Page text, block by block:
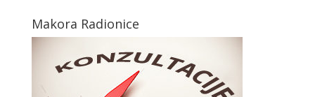
Makora Radionice